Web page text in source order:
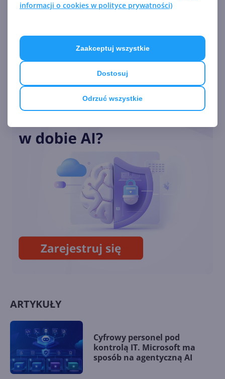
informacji o cookies w polityce prywatności)
Odrzuć wszystkie
Dostosuj
Zaakceptuj wszystkie
200 kosi konkurencję
Generatywna AI na co
czwartym laptopie w 2024 r.
Kiedy zdominuje rynek?
Microsoft opatentował
8BitDo wypuści klawiaturę i
mysz w stylu retro Xboksa
Zobaczwięcej
ARTYKUŁY
Cyfrowy personel pod
kontrolą IT. Microsoft ma
sposób na agentyczną AI